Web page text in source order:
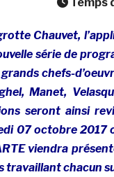
Chauvet,
série de
chefs-
Manet,
seront ainsi
07 octobre 2017
viendra
chacun